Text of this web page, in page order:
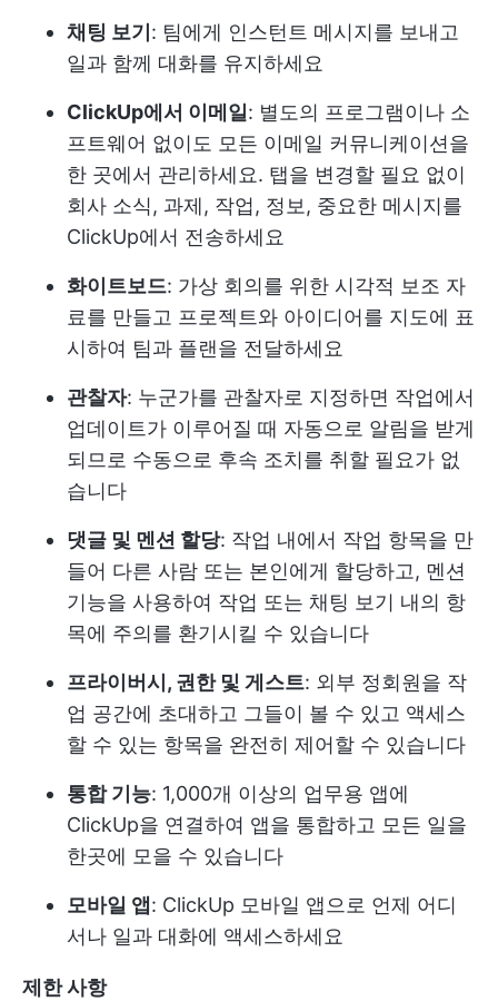
채팅 보기 : 팀에게 인스턴트 메시지를 보내고
일과 함께 대화를 유지하세요
ClickUp에서 이메일: 별도의 프로그램이나 소
프트웨어 없이도 모든 이메일 커뮤니케이션을
한 곳에서 관리하세요. 탭을 변경할 필요 없이
회사 소식, 과제, 작업, 정보, 중요한 메시지를
ClickUp에서 전송하세요
화이트보드: 가상 회의를 위한 시각적 보조 자
료를 만들고 프로젝트와 아이디어를 지도에 표
시하여 팀과 플랜을 전달하세요
관찰자: 누군가를 관찰자로 지정하면 작업에서
업데이트가 이루어질 때 자동으로 알림을 받게
되므로 수동으로 후속 조치를 취할 필요가 없
습니다
댓글 및 멘션 할당: 작업 내에서 작업 항목을 만
들어 다른 사람 또는 본인에게 할당하고, 멘션
기능을 사용하여 작업 또는 채팅 보기 내의 항
목에 주의를 환기시킬 수 있습니다
프라이버시, 권한 및 게스트: 외부 정회원을 작
업 공간에 초대하고 그들이 볼 수 있고 액세스
할 수 있는 항목을 완전히 제어할 수 있습니다
통합 기능: 1,000개 이상의 업무용 앱에
ClickUp을 연결하여 앱을 통합하고 모든 일을
한곳에 모을 수 있습니다
모바일 앱 : ClickUp 모바일 앱으로 언제 어디
서나 일과 대화에 액세스하세요
제한 사항